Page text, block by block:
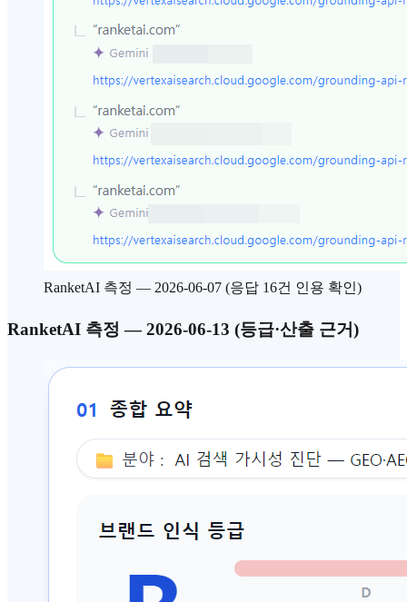
RanketAI 측정 — 2026-06-07 (응답 16건 인용 확인)
RanketAI 측정 — 2026-06-13 (등급·산출 근거)